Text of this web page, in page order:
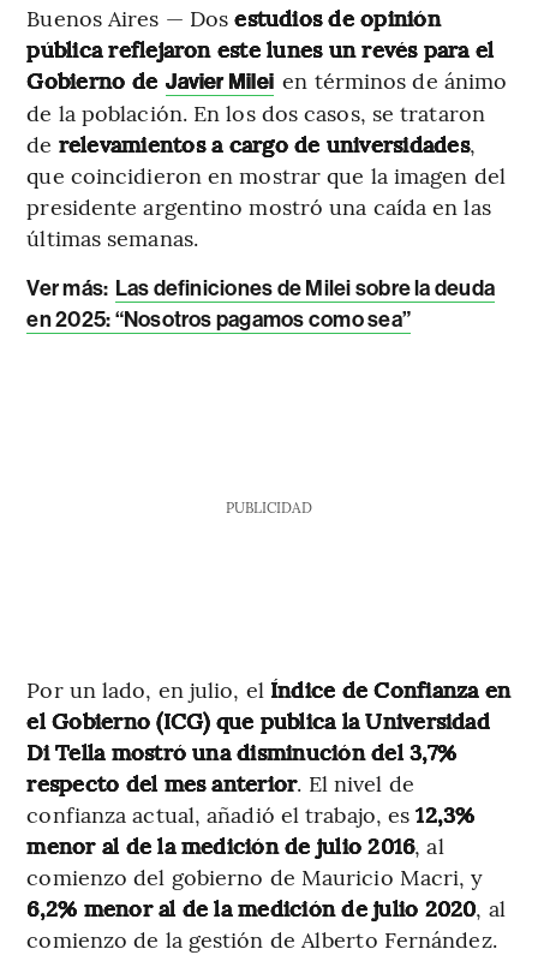
Buenos Aires — Dosestudios de opinión
pública reflejaron este lunes un revés para el
Gobierno de Javier Milei en términos de ánimo
de la población. En los dos casos, se trataron
de relevamientos a cargo de universidades,
que coincidieron en mostrar que la imagen del
presidente argentino mostró una caída en las
últimas semanas.
Ver más: Las definiciones de Milei sobre la deuda
en 2025: “Nosotros pagamos como sea”
PUBLICIDAD
Por un lado, en julio, el Índice de Confianza en
el Gobierno (ICG) que publica la Universidad
Di Tella mostró una disminución del 3,7%
respecto del mes anterior. El nivel de
confianza actual, añadió el trabajo, es12,3%
menor al de la medición de julio 2016, al
comienzo del gobierno de Mauricio Macri, y
6,2% menor al de la medición de julio 2020, al
comienzo de la gestión de Alberto Fernández.